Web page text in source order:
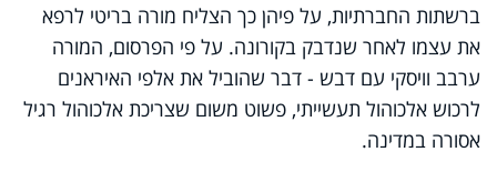
ברשתות החברתיות, על פיהן כך הצליח מורה בריטי לרפא
את עצמו לאחר שנדבק בקורונה. על פי הפרסום, המורה
ערבב וויסקי עם דבש - דבר שהוביל את אלפי האיראנים
לרכוש אלכוהול תעשייתי, פשוט משום שצריכת אלכוהול רגיל
אסורה במדינה.